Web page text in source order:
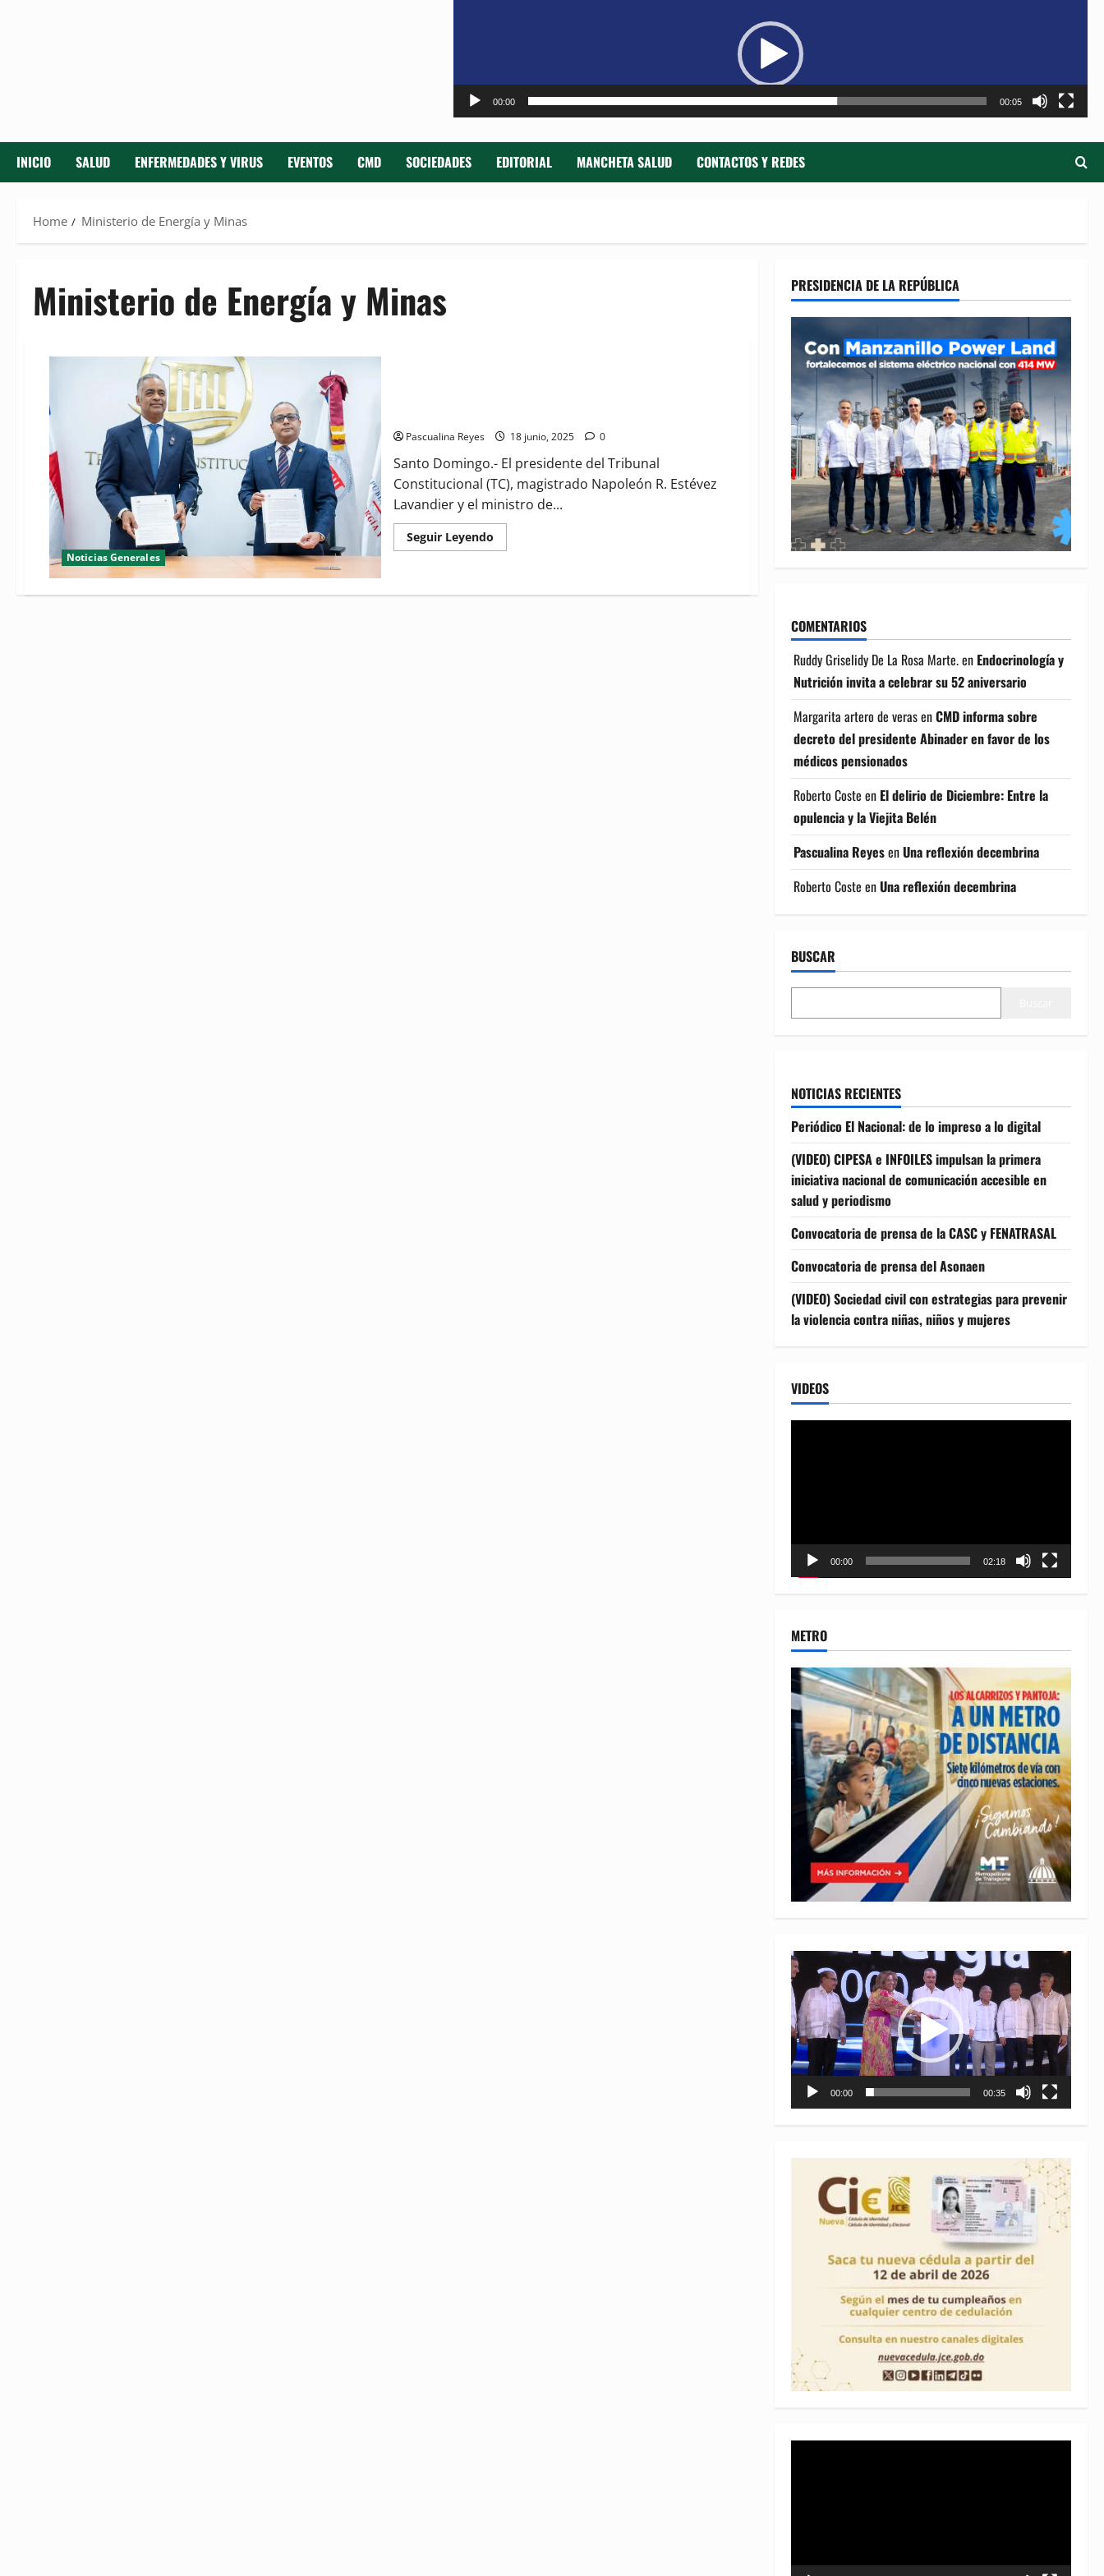
00:00 00:05
INICIO SALUD ENFERMEDADES Y VIRUS EVENTOS CMD SOCIEDADES EDITORIAL MANCHETA SALUD CONTACTOS Y REDES
Home Ministerio de Energía y Minas
Ministerio de Energía y Minas
Noticias Generales
Pascualina Reyes 18 junio, 2025 0
Santo Domingo.- El presidente del Tribunal
Constitucional (TC), magistrado Napoleón R. Estévez
Lavandier y el ministro de...
Seguir LeyendoRead
more
Constitucional
PRESIDENCIA DE LA REPÚBLICA
COMENTARIOS
Ruddy Griselidy De La Rosa Marte.en Endocrinología y
Nutrición invita a celebrar su 52 aniversario
Margarita artero de verasenCMD informa sobre
decreto del presidente Abinader en favor de los
médicos pensionados
Roberto Coste en El delirio de Diciembre: Entre la
opulencia y la Viejita Belén
Pascualina ReyesenUna reflexión decembrina
Roberto Coste enUna reflexión decembrina
BUSCAR
NOTICIAS RECIENTES
Periódico El Nacional: de lo impreso a lo digital
(VIDEO) CIPESA e INFOILES impulsan la primera
iniciativa nacional de comunicación accesible en
salud y periodismo
Convocatoria de prensa de la CASC y FENATRASAL
Convocatoria de prensa del Asonaen
(VIDEO) Sociedad civil con estrategias para prevenir
la violencia contra niñas, niños y mujeres
VIDEOS
00:00 02:18
METRO
Reproductor
de
vídeo
00:00 00:35